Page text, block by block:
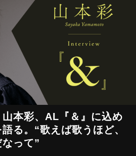
山本彩、AL『＆』に込め
る。“歌えば歌うほど、
って”